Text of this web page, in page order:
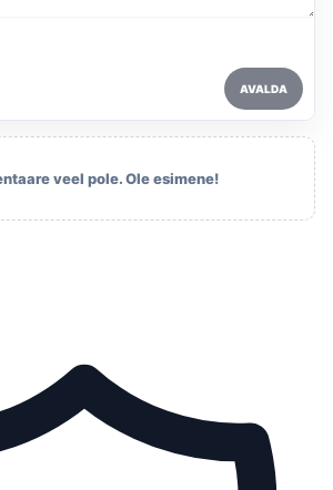
AVALDA
veel pole. Ole esimene!